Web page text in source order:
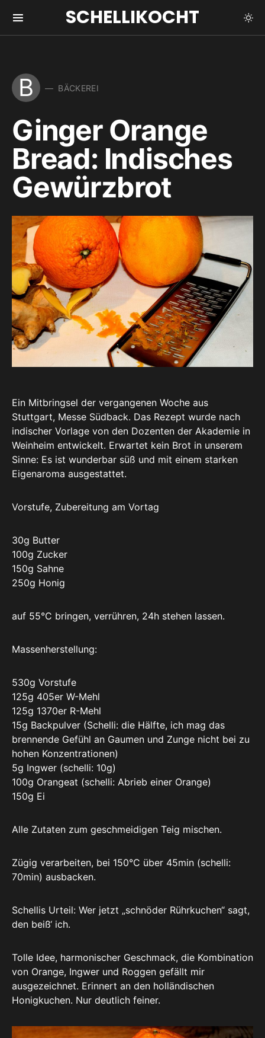
SCHELLIKOCHT
B BÄCKEREI
Ginger Orange
Bread: Indisches
Gewürzbrot
Ein Mitbringsel der vergangenen Woche aus
Stuttgart, Messe Südback. Das Rezept wurde nach
indischer Vorlage von den Dozenten der Akademie in
Weinheim entwickelt. Erwartet kein Brot in unserem
Sinne: Es ist wunderbar süß und mit einem starken
Eigenaroma ausgestattet.
Vorstufe, Zubereitung am Vortag
30g Butter
100g Zucker
150g Sahne
250g Honig
auf 55°C bringen, verrühren, 24h stehen lassen.
Massenherstellung:
530g Vorstufe
125g 405er W-Mehl
125g 1370er R-Mehl
15g Backpulver (Schelli: die Hälfte, ich mag das
brennende Gefühl an Gaumen und Zunge nicht bei zu
hohen Konzentrationen)
5g Ingwer (schelli: 10g)
100g Orangeat (schelli: Abrieb einer Orange)
150g Ei
Alle Zutaten zum geschmeidigen Teig mischen.
Zügig verarbeiten, bei 150°C über 45min (schelli:
70min) ausbacken.
Schellis Urteil: Wer jetzt „schnöder Rührkuchen“ sagt,
den beiß‘ ich.
Tolle Idee, harmonischer Geschmack, die Kombination
von Orange, Ingwer und Roggen gefällt mir
ausgezeichnet. Erinnert an den holländischen
Honigkuchen. Nur deutlich feiner.